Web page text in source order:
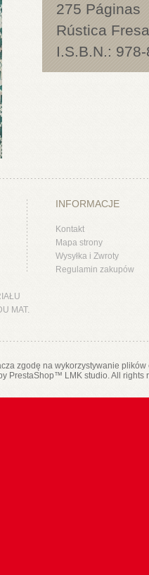
275 Páginas
Rústica
I.S.B.N.:
INFORMACJE
Kontakt
Mapa strony
Wysyłka i Zwroty
Regulamin zakupów
MAT.
zgodę na wykorzystywanie
PrestaShop™ LMK studio. All rights